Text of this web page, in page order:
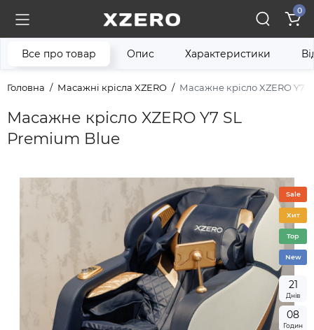
0
Головна Масажні крісла XZERO Масажне крісло XZERO Y7
Масажне крісло XZERO Y7 SL
Premium Blue
Все про товар Опис Характеристики
Sale
Хит
Top
New
21
Днів
08
Годин